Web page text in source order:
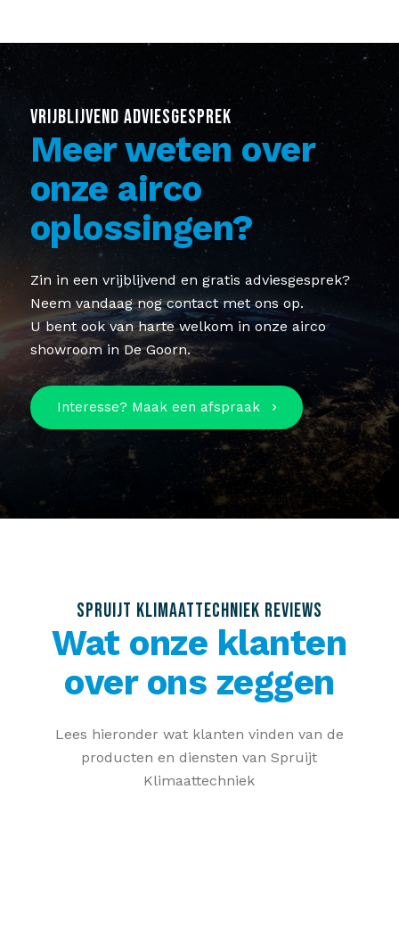
VRIJBLIJVEND ADVIESGESPREK
Meer weten over
onze airco
oplossingen?
Zin in een vrijblijvend en gratis adviesgesprek?
Neem vandaag nog contact met ons op.
U bent ook van harte welkom in onze airco
showroom in De Goorn.
Interesse? Maak een afspraak
SPRUIJT KLIMAATTECHNIEK REVIEWS
Wat onze klanten
over ons zeggen
Lees hieronder wat klanten vinden van de
producten en diensten van Spruijt
Klimaattechniek